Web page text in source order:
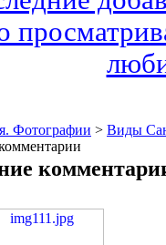
Фотографии > Виды